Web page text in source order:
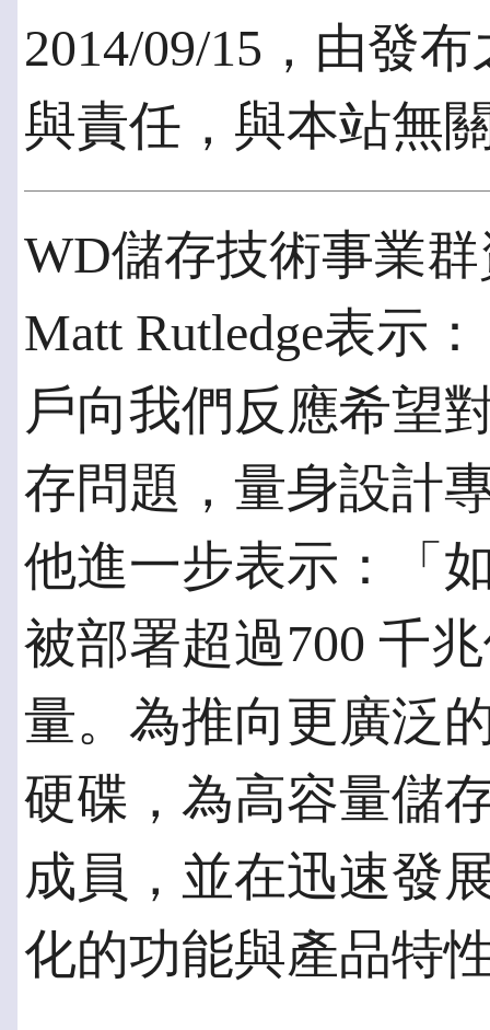
2014/09/15，由發
與責任，與本站無
WD儲存技術事業
Matt Rutledge表示
戶向我們反應希望
存問題，量身設計
他進一步表示：「
被部署超過700 千
量。為推向更廣泛
硬碟，為高容量儲
成員，並在迅速發
化的功能與產品特